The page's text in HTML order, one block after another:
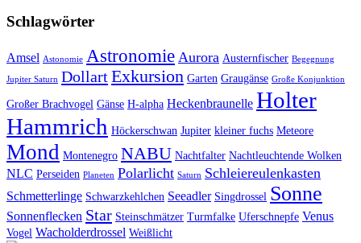
Schlagwörter
Amsel Astonomie Astronomie Aurora Austernfischer Begegnung
Jupiter Saturn DollartExkursion Garten Graugänse Große Konjunktion
Großer Brachvogel Gänse H-alpha Heckenbraunelle Holter
Hammrich Höckerschwan Jupiter kleiner fuchs Meteore
Mond Montenegro NABU Nachtfalter Nachtleuchtende Wolken
NLC Perseiden Planeten Polarlicht Saturn Schleiereulenkasten
Schmetterlinge Schwarzkehlchen Seeadler Singdrossel Sonne
Sonnenflecken Star Steinschmätzer Turmfalke Uferschnepfe Venus
Vogel Wacholderdrossel Weißlicht